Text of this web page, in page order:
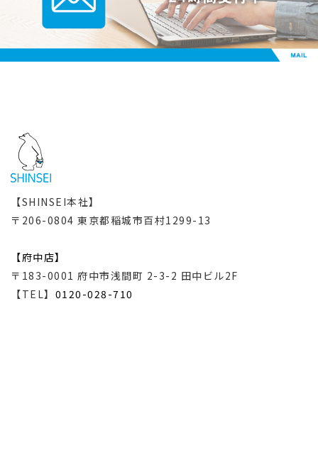
【SHINSEI本社】
〒206-0804 東京都稲城市百村1299-13
【府中店】
〒183-0001 府中市浅間町 2-3-2 田中ビル2F
【TEL】 0120-028-710